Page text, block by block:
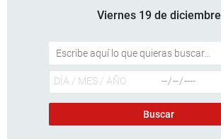
Viernes 19 de diciembre